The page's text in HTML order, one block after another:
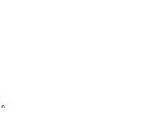
。